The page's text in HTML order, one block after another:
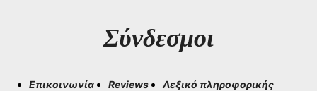
Σύνδεσμοι
Επικοινωνία Reviews
Λεξικό πληροφορικής